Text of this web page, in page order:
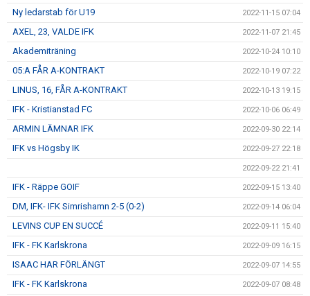
Ny ledarstab för U19 2022-11-15 07:04
AXEL, 23, VALDE IFK 2022-11-07 21:45
Akademiträning 2022-10-24 10:10
05:A FÅR A-KONTRAKT 2022-10-19 07:22
LINUS, 16, FÅR A-KONTRAKT 2022-10-13 19:15
IFK - Kristianstad FC 2022-10-06 06:49
ARMIN LÄMNAR IFK 2022-09-30 22:14
IFK vs Högsby IK 2022-09-27 22:18
2022-09-22 21:41
IFK - Räppe GOIF 2022-09-15 13:40
DM, IFK- IFK Simrishamn 2-5 (0-2) 2022-09-14 06:04
LEVINS CUP EN SUCCÉ 2022-09-11 15:40
IFK - FK Karlskrona 2022-09-09 16:15
ISAAC HAR FÖRLÄNGT 2022-09-07 14:55
IFK - FK Karlskrona 2022-09-07 08:48